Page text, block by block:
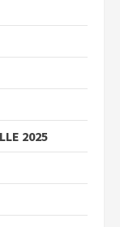
2025